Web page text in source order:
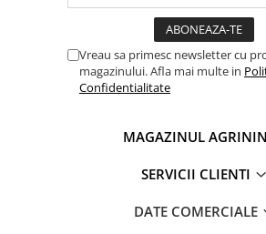
Vreau sa primesc newsletter cu
magazinului. Afla mai multe in
Confidentialitate
MAGAZINUL AGRININ
SERVICII CLIENTI
DATE COMERCIALE